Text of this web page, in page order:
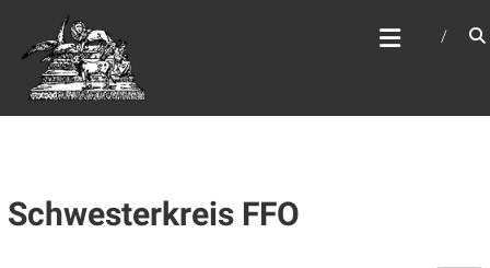
springen
WEBSITE DES
APOSTELAMTES JESU
CHRISTI KÖR
Schwesterkreis FFO